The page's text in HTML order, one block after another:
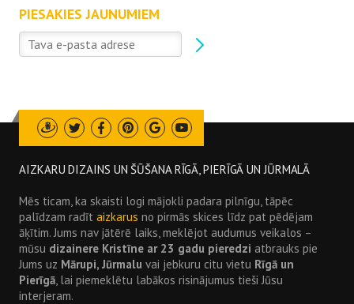
PIESAKIES JAUNUMIEM
Draugiem
TwitterFacebookPinterest
GoogleYoutube
AIZKARU DIZAINS UN ŠŪŠANA RĪGĀ, PIERĪGĀ UN JŪRMALĀ
Mēs ticam, ka skaisti logi mājokli padara pilnīgu, tāpēc
palīdzam radītaizkarus no pirmās skices līdz pat pēdējam
āķītim. Jums nav jātērē laiks, meklējot audumus veikalos –
mūsu dizainere Kristīne ar 23 gadu pieredzi atbrauks pie
Jums uz Mārupi, Jūrmalu vai jebkuru citu vietu Rīgā un
Pierīgā, lai piemeklētu labākos risinājumus tieši Jūsu
interjeram.